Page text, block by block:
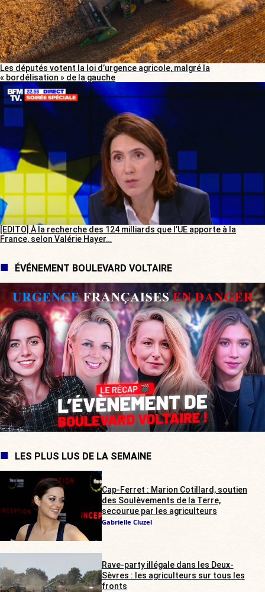
Les députés votent la loi d’urgence agricole, malgré la
« bordélisation » de la gauche
[EDITO] À la recherche des 124 milliards que l’UE apporte à la
France, selon Valérie Hayer…
ÉVÉNEMENT BOULEVARD VOLTAIRE
LES PLUS LUS DE LA SEMAINE
Cap-Ferret : Marion Cotillard, soutien
des Soulèvements de la Terre,
secourue par les agriculteurs
Gabrielle Cluzel
Rave-party illégale dans les Deux-
Sèvres : les agriculteurs sur tous les
fronts